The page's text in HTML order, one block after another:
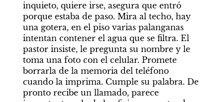
inquieto, quiere irse, asegura que entró
porque estaba de paso. Mira al techo, hay
una gotera, en el piso varias palanganas
intentan contener el agua que se filtra. El
pastor insiste, le pregunta su nombre y le
toma una foto con el celular. Promete
borrarla de la memoria del teléfono
cuando la imprima. Cumple su palabra. De
pronto recibe un llamado, parece